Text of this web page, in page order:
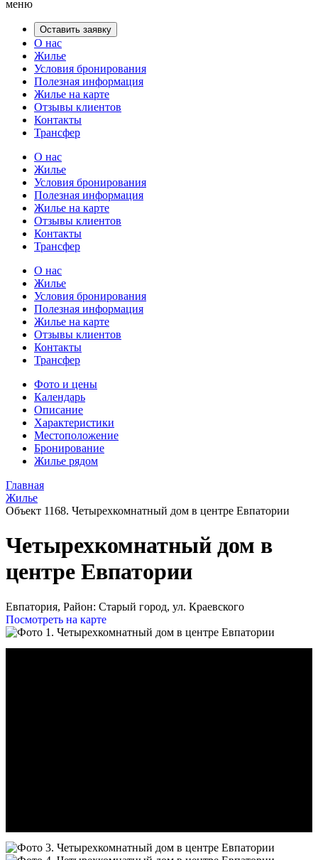
меню
Оставить заявку
О нас
Жилье
Условия бронирования
Полезная информация
Жилье на карте
Отзывы клиентов
Контакты
Трансфер
О нас
Жилье
Условия бронирования
Полезная информация
Жилье на карте
Отзывы клиентов
Контакты
Трансфер
О нас
Жилье
Условия бронирования
Полезная информация
Жилье на карте
Отзывы клиентов
Контакты
Трансфер
Фото и цены
Календарь
Описание
Характеристики
Местоположение
Бронирование
Жилье рядом
Главная
Жилье
Объект 1168. Четырехкомнатный дом в центре Евпатории
Четырехкомнатный дом в
центре Евпатории
Евпатория, Район: Старый город, ул. Краевского
Посмотреть на карте